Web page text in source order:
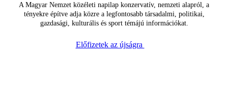
A Magyar Nemzet közéleti napilap konzervatív, nemzeti alapról, a
tényekre építve adja közre a legfontosabb társadalmi, politikai,
gazdasági, kulturális és sport témájú információkat.
Előfizetek az újságra